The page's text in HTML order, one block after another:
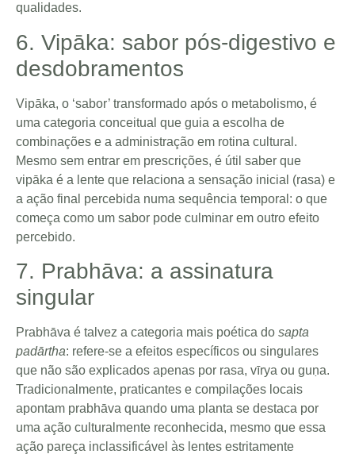
qualidades.
6. Vipāka: sabor pós-digestivo e
desdobramentos
Vipāka, o ‘sabor’ transformado após o metabolismo, é
uma categoria conceitual que guia a escolha de
combinações e a administração em rotina cultural.
Mesmo sem entrar em prescrições, é útil saber que
vipāka é a lente que relaciona a sensação inicial (rasa) e
a ação final percebida numa sequência temporal: o que
começa como um sabor pode culminar em outro efeito
percebido.
7. Prabhāva: a assinatura
singular
Prabhāva é talvez a categoria mais poética do sapta
padārtha: refere-se a efeitos específicos ou singulares
que não são explicados apenas por rasa, vīrya ou guṇa.
Tradicionalmente, praticantes e compilações locais
apontam prabhāva quando uma planta se destaca por
uma ação culturalmente reconhecida, mesmo que essa
ação pareça inclassificável às lentes estritamente